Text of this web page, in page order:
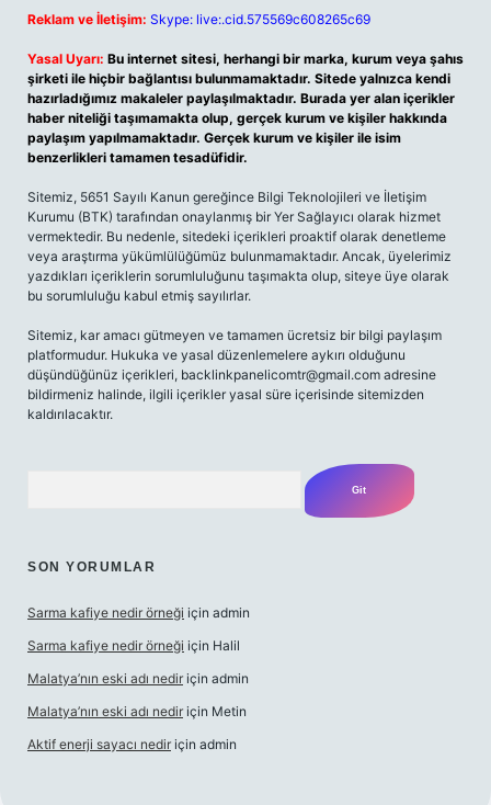
Reklam ve İletişim: Skype: live:.cid.575569c608265c69
Yasal Uyarı: Bu internet sitesi, herhangi bir marka, kurum veya şahıs
şirketi ile hiçbir bağlantısı bulunmamaktadır. Sitede yalnızca kendi
hazırladığımız makaleler paylaşılmaktadır. Burada yer alan içerikler
haber niteliği taşımamakta olup, gerçek kurum ve kişiler hakkında
paylaşım yapılmamaktadır. Gerçek kurum ve kişiler ile isim
benzerlikleri tamamen tesadüfidir.
Sitemiz, 5651 Sayılı Kanun gereğince Bilgi Teknolojileri ve İletişim
Kurumu (BTK) tarafından onaylanmış bir Yer Sağlayıcı olarak hizmet
vermektedir. Bu nedenle, sitedeki içerikleri proaktif olarak denetleme
veya araştırma yükümlülüğümüz bulunmamaktadır. Ancak, üyelerimiz
yazdıkları içeriklerin sorumluluğunu taşımakta olup, siteye üye olarak
bu sorumluluğu kabul etmiş sayılırlar.
Sitemiz, kar amacı gütmeyen ve tamamen ücretsiz bir bilgi paylaşım
platformudur. Hukuka ve yasal düzenlemelere aykırı olduğunu
düşündüğünüz içerikleri, backlinkpanelicomtr@gmail.com adresine
bildirmeniz halinde, ilgili içerikler yasal süre içerisinde sitemizden
kaldırılacaktır.
SON YORUMLAR
Sarma kafiye nedir örneği için admin
Sarma kafiye nedir örneği için Halil
Malatya’nın eski adı nedir için admin
Malatya’nın eski adı nedir için Metin
Aktif enerji sayacı nedir için admin